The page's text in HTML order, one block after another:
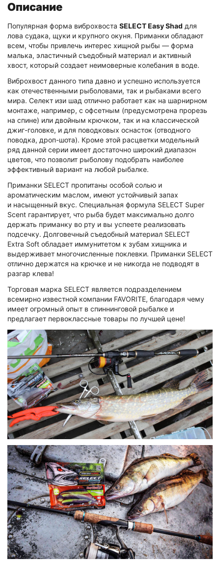
Описание
Популярная форма виброхвоста SELECT Easy Shad для
лова судака, щуки и крупного окуня. Приманки обладают
всем, чтобы привлечь интерес хищной рыбы — форма
малька, эластичный съедобный материал и активный
хвост, который создает неимоверные колебания в воде.
Виброхвост данного типа давно и успешно используется
как отечественными рыболовами, так и рыбаками всего
мира. Селект изи шад отлично работает как на шарнирном
монтаже, например, с офсетным (предусмотрена прорезь
на спине) или двойным крючком, так и на классической
джиг-головке, и для поводковых оснасток (отводного
поводка, дроп-шота). Кроме этой расцветки модельный
ряд данной серии имеет достаточно широкий диапазон
цветов, что позволит рыболову подобрать наиболее
эффективный вариант на любой рыбалке.
Приманки SELECT пропитаны особой солью и
ароматическим маслом, имеют устойчивый запах
и насыщенный вкус. Специальная формула SELECT Super
Scent гарантирует, что рыба будет максимально долго
держать приманку во рту и вы успеете реализовать
подсечку. Долговечный съедобный материал SELECT
Extra Soft обладает иммунитетом к зубам хищника и
выдерживает многочисленные поклевки. Приманки SELECT
отлично держатся на крючке и не никогда не подводят в
разгар клева!
Торговая марка SELECT является подразделением
всемирно известной компании FAVORITE, благодаря чему
имеет огромный опыт в спиннинговой рыбалке и
предлагает первоклассные товары по лучшей цене!